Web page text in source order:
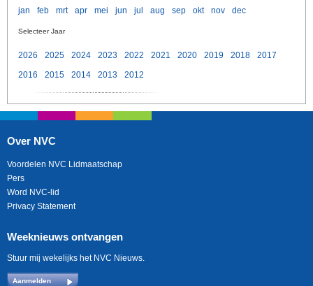
jan feb mrt apr mei jun jul aug sep okt nov dec
Selecteer Jaar
2026 2025 2024 2023 2022 2021 2020 2019 2018
2017
2016
2015 2014 2013 2012
Over NVC
Voordelen NVC Lidmaatschap
Pers
Word NVC-lid
Privacy Statement
Weeknieuws ontvangen
Stuur mij wekelijks het NVC Nieuws.
Aanmelden